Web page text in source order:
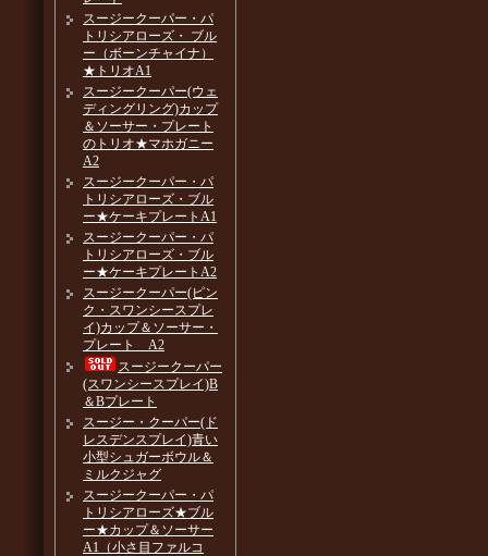
スージークーパー・パ
トリシアローズ・ ブル
ー（ボーンチャイナ）
★トリオA1
スージークーパー(ウェ
ディングリング)カップ
＆ソーサー・プレート
のトリオ★マホガニー
A2
スージークーパー・パ
トリシアローズ・ブル
ー★ケーキプレートA1
スージークーパー・パ
トリシアローズ・ブル
ー★ケーキプレートA2
スージークーパー(ピン
ク・スワンシースプレ
イ)カップ＆ソーサー・
プレート A2
スージークーパー
(スワンシースプレイ)B
＆Bプレート
スージー・クーパー(ド
レスデンスプレイ)青い
小型シュガーボウル＆
ミルクジャグ
スージークーパー・パ
トリシアローズ★ブル
ー★カップ＆ソーサー
A1（小さ目ファルコ